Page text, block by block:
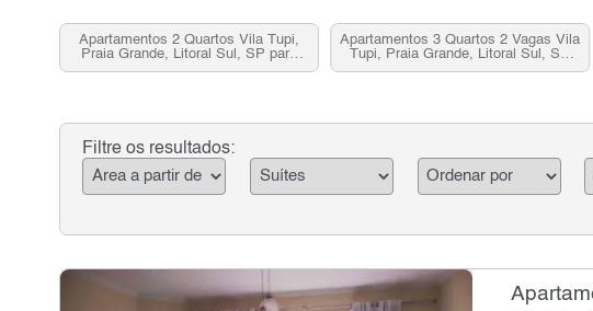
Apartamentos 2 Quartos Vila Tupi,
Praia Grande, Litoral Sul, SP para
venda
Apartamentos 3 Quartos 2 Vagas Vila
Tupi, Praia Grande, Litoral Sul, SP
para venda
Filtre os resultados: